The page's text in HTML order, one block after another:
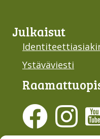
Julkaisut
Ystäväviesti